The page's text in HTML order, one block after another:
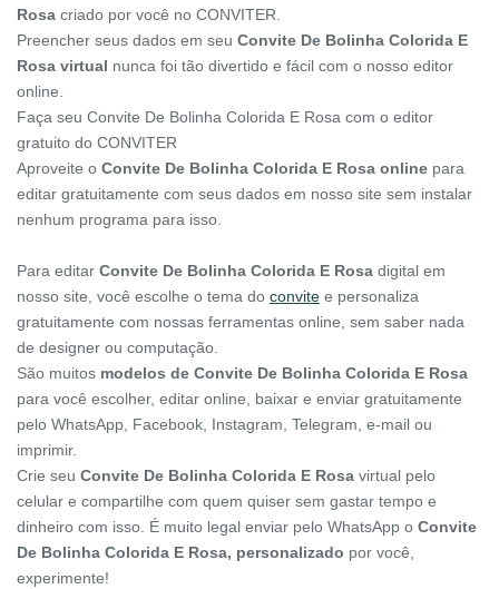
Rosa criado por você no CONVITER.
Preencher seus dados em seu Convite De Bolinha Colorida E
Rosa virtual nunca foi tão divertido e fácil com o nosso editor
online.
Faça seu Convite De Bolinha Colorida E Rosa com o editor
gratuito do CONVITER
Aproveite o Convite De Bolinha Colorida E Rosa online para
editar gratuitamente com seus dados em nosso site sem instalar
nenhum programa para isso.
Para editar Convite De Bolinha Colorida E Rosa digital em
nosso site, você escolhe o tema do convite e personaliza
gratuitamente com nossas ferramentas online, sem saber nada
de designer ou computação.
São muitos modelos de Convite De Bolinha Colorida E Rosa
para você escolher, editar online, baixar e enviar gratuitamente
pelo WhatsApp, Facebook, Instagram, Telegram, e-mail ou
imprimir.
Crie seu Convite De Bolinha Colorida E Rosa virtual pelo
celular e compartilhe com quem quiser sem gastar tempo e
dinheiro com isso. É muito legal enviar pelo WhatsApp o Convite
De Bolinha Colorida E Rosa, personalizado por você,
experimente!